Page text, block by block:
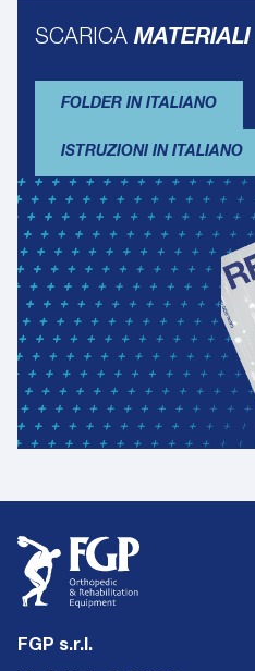
SCARICA MATERIALI
FOLDER IN ITALIANO
ISTRUZIONI IN ITALIANO
FGP s.r.l.